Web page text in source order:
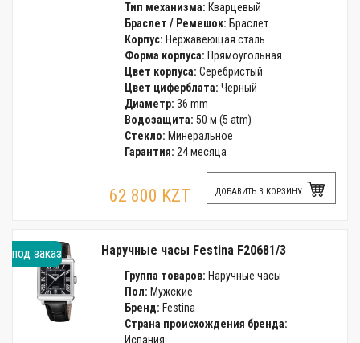
Тип механизма: Кварцевый
Браслет / Ремешок: Браслет
Корпус: Нержавеющая сталь
Форма корпуса: Прямоугольная
Цвет корпуса: Серебристый
Цвет циферблата: Черный
Диаметр: 36 mm
Водозащита: 50 м (5 atm)
Стекло: Минеральное
Гарантия: 24 месяца
62 800 KZT ДОБАВИТЬ В КОРЗИНУ
под заказ Наручные часы Festina F20681/3
Группа товаров: Наручные часы
Пол: Мужские
Бренд: Festina
Страна происхождения бренда:
Испания